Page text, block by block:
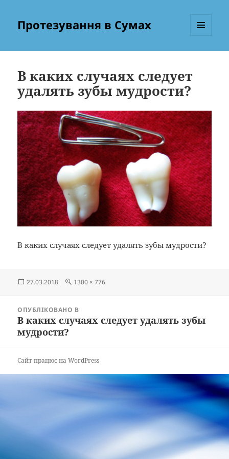
Протезування в Сумах
В каких случаях следует
удалять зубы мудрости?
В каких случаях следует удалять зубы мудрости?
Опубліковано
27.03.2018
Повний
1300 × 776
записівОПУБЛІКОВАНО В
В каких случаях следует удалять зубы
мудрости?
Сайт працює на WordPress